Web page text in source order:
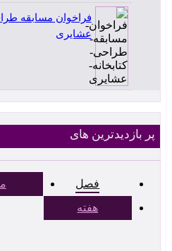
فراخوان مسابقه
عشایری
پر بازدیدترین های
فصل
هفته